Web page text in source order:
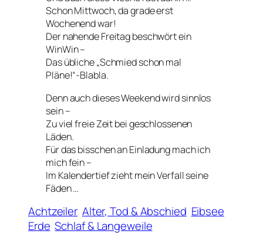
Schon Mittwoch, da grade erst
Wochenend war!
Der nahende Freitag beschwört ein
WinWin–
Das übliche „Schmied schon mal
Pläne!“-Blabla.
Denn auch dieses Weekend wird sinnlos
sein –
Zu viel freie Zeit bei geschlossenen
Läden.
Für das bisschen an Einladung mach ich
mich fein –
Im Kalendertief zieht mein Verfall seine
Fäden …
Achtzeiler Alter, Tod & Abschied Eibsee
Erde Schlaf & Langeweile